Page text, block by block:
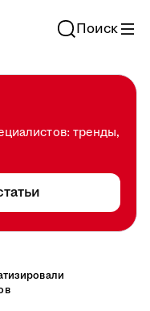
Поиск
тренды,